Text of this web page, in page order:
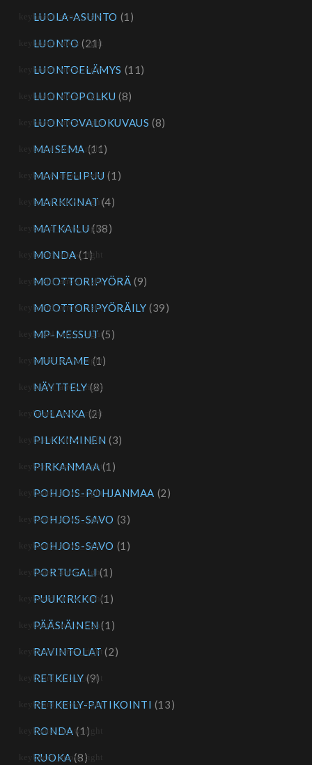
LUOLA-ASUNTO (1)
LUONTO (21)
LUONTOELÄMYS (11)
LUONTOPOLKU (8)
LUONTOVALOKUVAUS (8)
MAISEMA (11)
MANTELIPUU (1)
MARKKINAT (4)
MATKAILU (38)
MONDA (1)
MOOTTORIPYÖRÄ (9)
MOOTTORIPYÖRÄILY (39)
MP-MESSUT (5)
MUURAME (1)
NÄYTTELY (8)
OULANKA (2)
PILKKIMINEN (3)
PIRKANMAA (1)
POHJOIS-POHJANMAA (2)
POHJOIS-SAVO (3)
POHJOIS-SAVO (1)
PORTUGALI (1)
PUUKIRKKO (1)
PÄÄSIÄINEN (1)
RAVINTOLAT (2)
RETKEILY (9)
RETKEILY-PATIKOINTI (13)
RONDA (1)
RUOKA (8)